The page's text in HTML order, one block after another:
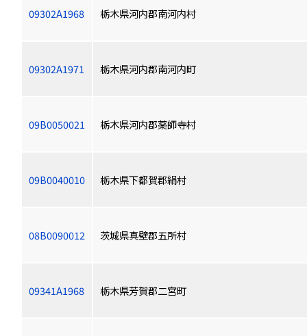
09302A1968 栃木県河内郡南河内村
09302A1971 栃木県河内郡南河内町
09B0050021 栃木県河内郡薬師寺村
09B0040010 栃木県下都賀郡絹村
08B0090012 茨城県真壁郡五所村
09341A1968 栃木県芳賀郡二宮町